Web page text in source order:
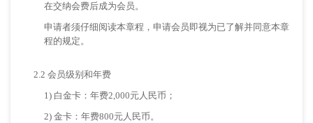
在交纳会费后成为会员。
申请者须仔细阅读本章程，申请会员即视为已了解并同意本章
程的规定。
2.2 会员级别和年费
1) 白金卡：年费2,000元人民币；
2) 金卡：年费800元人民币。